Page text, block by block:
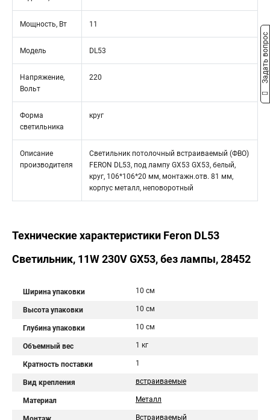
Мощность, Вт 11
Модель DL53
Напряжение,
Вольт
220
Форма
светильника
круг
Описание
производителя
Светильник потолочный встраиваемый (ФВО)
FERON DL53, под лампу GX53 GX53, белый,
круг, 106*106*20 мм, монтажн.отв. 81 мм,
корпус металл, неповоротный
Технические характеристики Feron DL53
Светильник, 11W 230V GX53, без лампы, 28452
Ширина упаковки 10 см
Высота упаковки 10 см
Глубина упаковки 10 см
Объемный вес 1 кг
Кратность поставки 1
Вид крепления встраиваемые
Материал Металл
Встраиваемый
Задать вопрос